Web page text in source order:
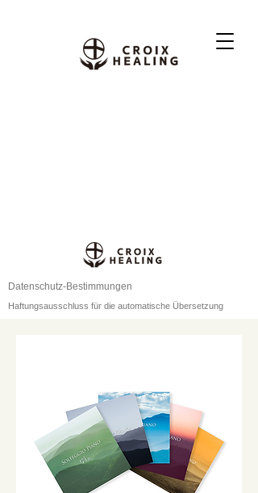
Datenschutz-Bestimmungen
Haftungsausschluss für die automatische Übersetzung